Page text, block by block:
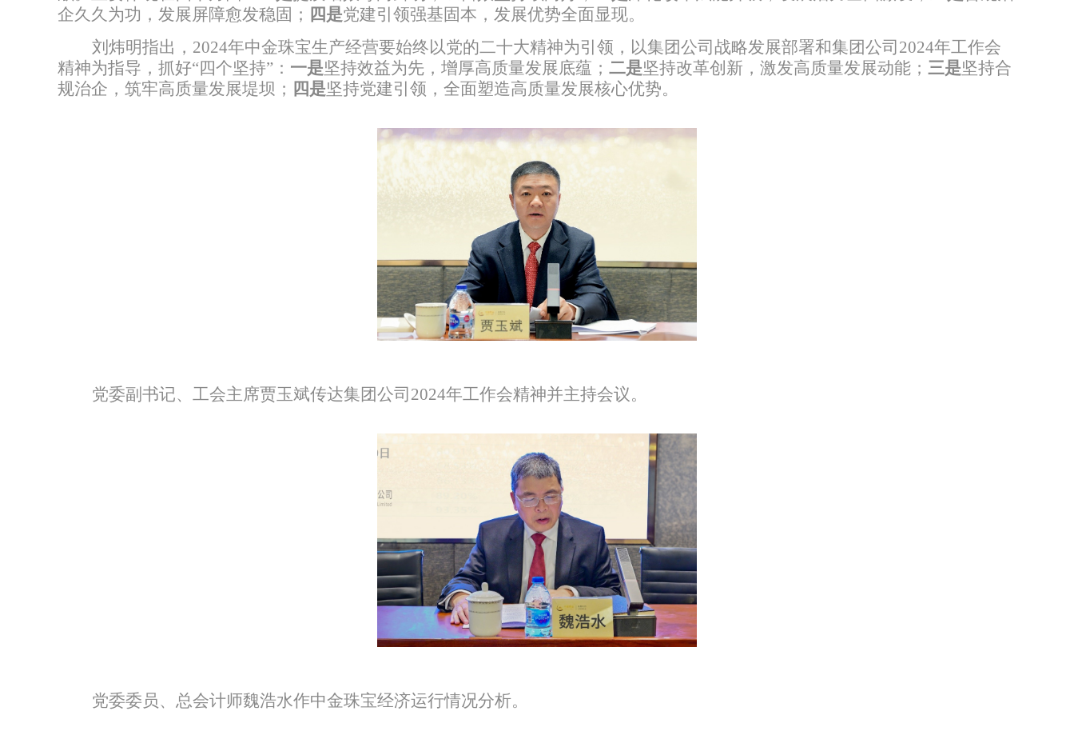
企久久为功，发展屏障愈发稳固； 四是党建引领强基固本，发展优势全面显现。
刘炜明指出， 2024年中金珠宝生产经营要始终以党的二十大精神为引领，以集团公司战略发展部署和集团公司 2024年工作会
精神为指导，抓好“四个坚持” ： 一是坚持效益为先，增厚高质量发展底蕴； 二是坚持改革创新，激发高质量发展动能； 三是坚持合
规治企，筑牢高质量发展堤坝； 四是坚持党建引领，全面塑造高质量发展核心优势。
党委副书记、工会主席贾玉斌传达集团公司 2024年工作会精神并主持会议。
党委委员、总会计师魏浩水作中金珠宝经济运行情况分析。